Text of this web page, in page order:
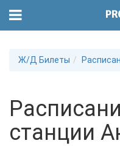
Ж/Д Билеты
станции